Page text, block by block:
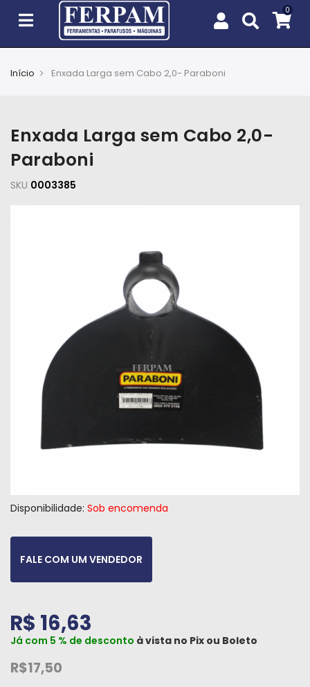
e
Jardim
EPIs
Iluminação
Materiais
Construção
Materiais
Hidráulicos
Pneumáticos
e
Peças
Acessórios
Início Enxada Larga sem Cabo 2,0- Paraboni
Enxada Larga sem Cabo 2,0-
Paraboni
SKU 0003385
Disponibilidade: Sob encomenda
FALE COM UM VENDEDOR
R$ 16,63
Já com 5 % de desconto à vista no Pix ou Boleto
R$17,50